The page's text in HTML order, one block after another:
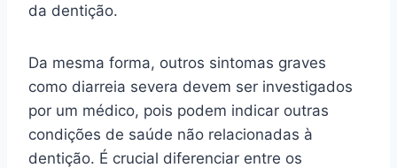
da dentição.
Da mesma forma, outros sintomas graves
como diarreia severa devem ser investigados
por um médico, pois podem indicar outras
condições de saúde não relacionadas à
dentição. É crucial diferenciar entre os